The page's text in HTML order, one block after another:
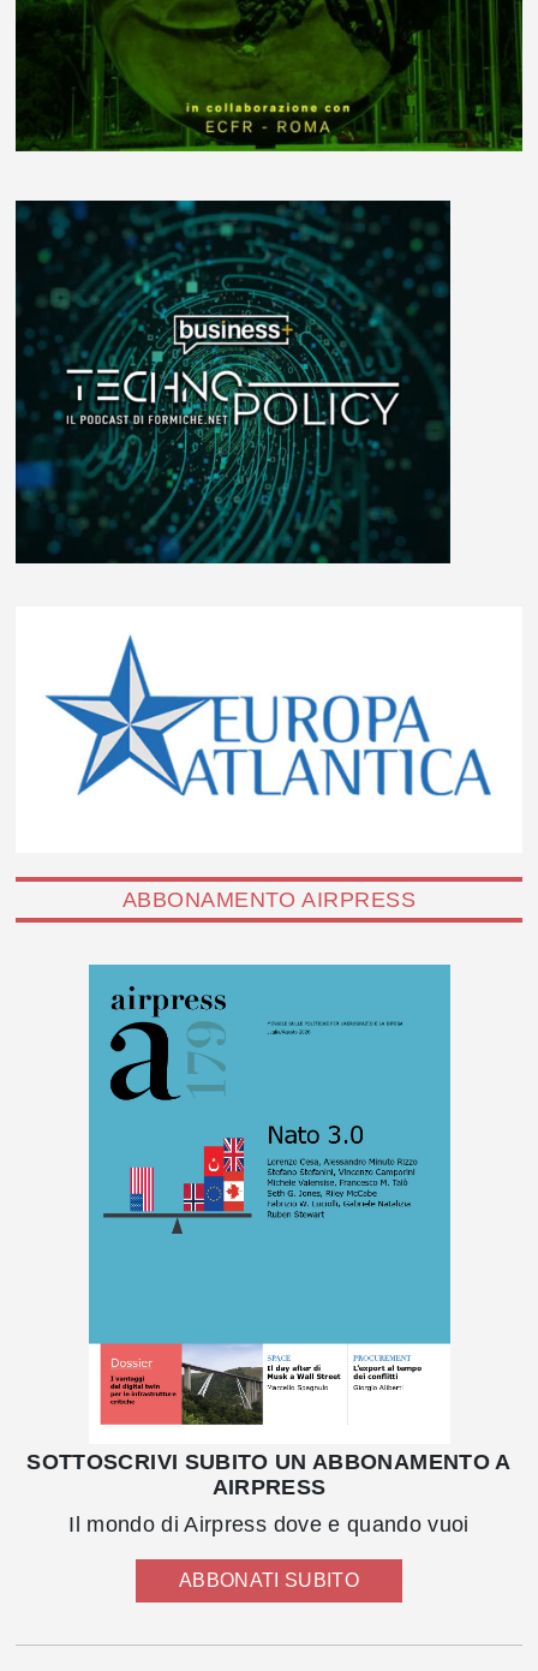
ABBONAMENTO AIRPRESS
SOTTOSCRIVI SUBITO UN ABBONAMENTO A
AIRPRESS
Il mondo di Airpress dove e quando vuoi
ABBONATI SUBITO